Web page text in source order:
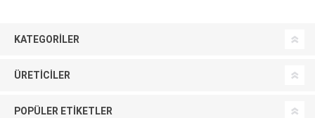
KATEGORILER
ÜRETICILER
POPÜLER ETIKETLER